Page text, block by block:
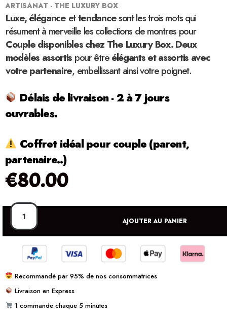
ARTISANAT - THE LUXURY BOX
Luxe, éléganceettendancesont les trois mots qui
résument à merveille les collections de montres pour
Couple disponibles chez The Luxury Box. Deux
modèles assortis pour êtreélégants et assortis avec
votre partenaire, embellissant ainsi votre poignet.
Délais de livraison - 2 à 7 jours
ouvrables.
Coffret idéal pour couple (parent,
partenaire..)
€80.00
AJOUTER AU PANIER
Recommandé par 95% de nos consommatrices
Livraison en Express
1 commande chaque 5 minutes